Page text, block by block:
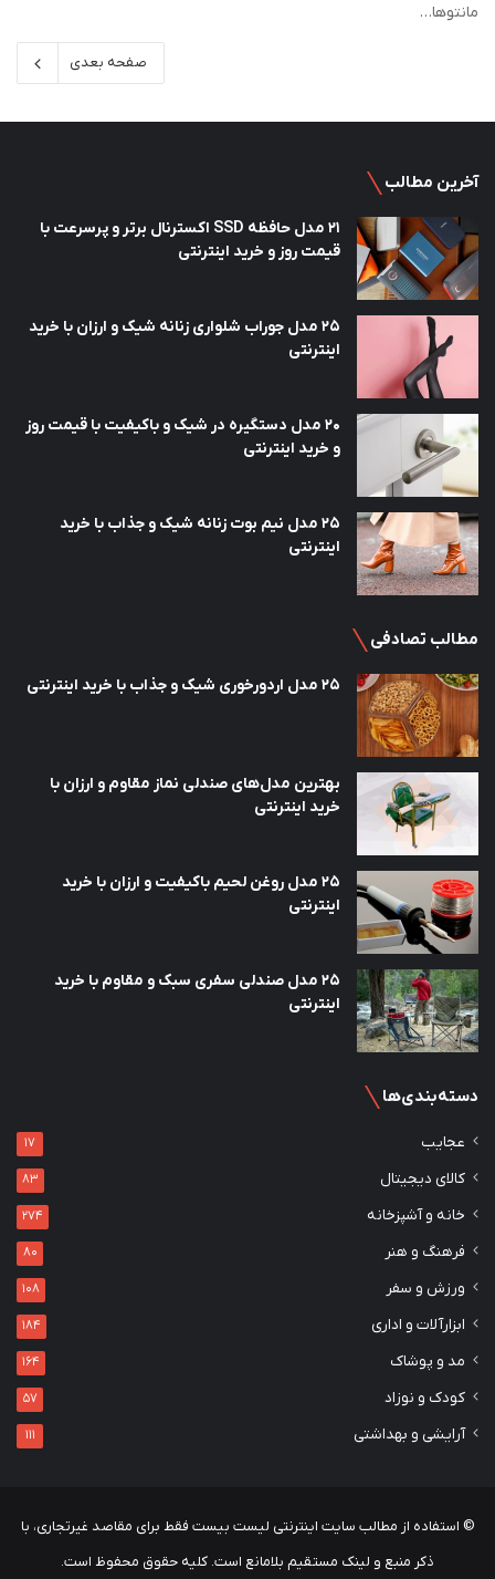
مانتوها…
صفحه بعدی
آخرین مطالب
21 مدل حافظه SSD اکسترنال برتر و پرسرعت با
قیمت روز و خرید اینترنتی
25 مدل جوراب شلواری زنانه شیک و ارزان با خرید
اینترنتی
20 مدل دستگیره در شیک و باکیفیت با قیمت روز
و خرید اینترنتی
25 مدل نیم بوت زنانه شیک و جذاب با خرید
اینترنتی
مطالب تصادفی
25 مدل اردورخوری شیک و جذاب با خرید اینترنتی
بهترین مدل‌های صندلی نماز مقاوم و ارزان با
خرید اینترنتی
25 مدل روغن لحیم باکیفیت و ارزان با خرید
اینترنتی
25 مدل صندلی سفری سبک و مقاوم با خرید
اینترنتی
دسته‌بندی‌ها
عجایب 17
کالای دیجیتال 83
خانه و آشپزخانه 274
فرهنگ و هنر 80
ورزش و سفر 108
ابزارآلات و اداری 184
مد و پوشاک 164
کودک و نوزاد 57
آرایشی و بهداشتی 111
© استفاده از مطالب سایت اینترنتی لیست بیست فقط برای مقاصد غیرتجاری، با
ذکر منبع و لینک مستقیم بلامانع است. کلیه حقوق محفوظ است.